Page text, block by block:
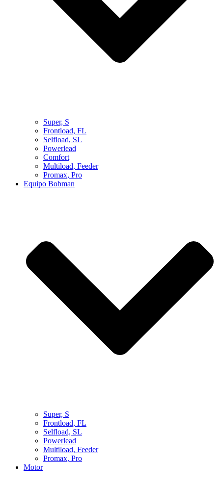
Super, S
Frontload, FL
Selfload, SL
Powerlead
Comfort
Multiload, Feeder
Promax, Pro
Equipo Bobman
Super, S
Frontload, FL
Selfload, SL
Powerlead
Multiload, Feeder
Promax, Pro
Motor